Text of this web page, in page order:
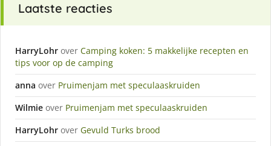
Laatste reacties
HarryLohr over Camping koken: 5 makkelijke recepten en
tips voor op de camping
anna over Pruimenjam met speculaaskruiden
Wilmie over Pruimenjam met speculaaskruiden
HarryLohr over Gevuld Turks brood